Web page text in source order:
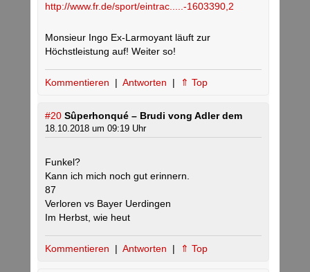
http://www.fr.de/sport/eintrac.....-1603390,2
Monsieur Ingo Ex-Larmoyant läuft zur
Höchstleistung auf! Weiter so!
Kommentieren | Antworten | ⇑ Top
#20 Sûperhonqué – Brudi vong Adler dem
18.10.2018 um 09:19 Uhr
Funkel?
Kann ich mich noch gut erinnern.
87
Verloren vs Bayer Uerdingen
Im Herbst, wie heut
Kommentieren | Antworten | ⇑ Top